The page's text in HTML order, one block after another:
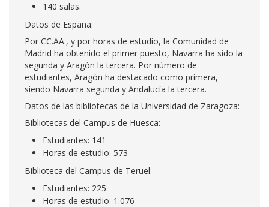
140 salas.
Datos de España:
Por CC.AA., y por horas de estudio, la Comunidad de
Madrid ha obtenido el primer puesto, Navarra ha sido la
segunda y Aragón la tercera. Por número de
estudiantes, Aragón ha destacado como primera,
siendo Navarra segunda y Andalucía la tercera.
Datos de las bibliotecas de la Universidad de Zaragoza:
Bibliotecas del Campus de Huesca:
Estudiantes: 141
Horas de estudio: 573
Biblioteca del Campus de Teruel:
Estudiantes: 225
Horas de estudio: 1.076